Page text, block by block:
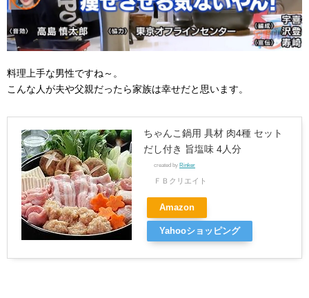
料理上手な男性ですね～。
こんな人が夫や父親だったら家族は幸せだと思います。
ちゃんこ鍋用 具材 肉4種 セット
だし付き 旨塩味 4人分
created by Rinker
ＦＢクリエイト
Amazon
Yahooショッピング